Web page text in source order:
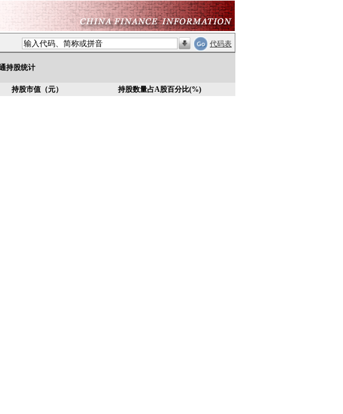
代码表
持股统计
持股市值（元） 持股数量占A股百分比(%)